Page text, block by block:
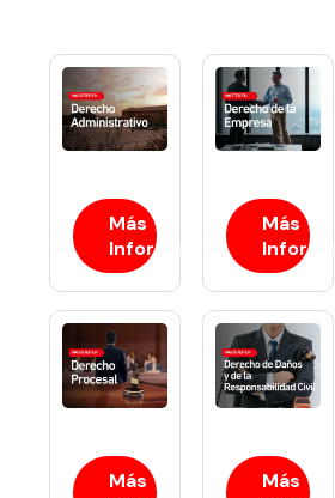
Más
Información
Más
Más
Más